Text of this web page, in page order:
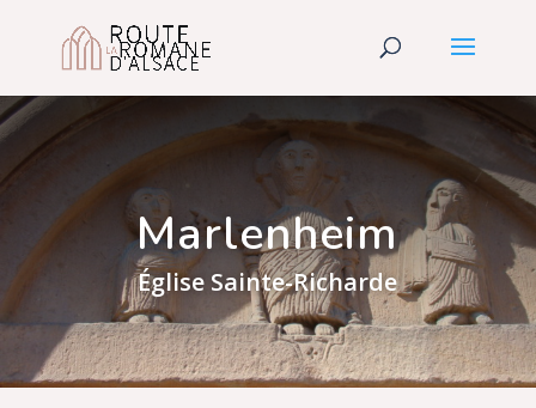
Marlenheim
Église Sainte-Richarde